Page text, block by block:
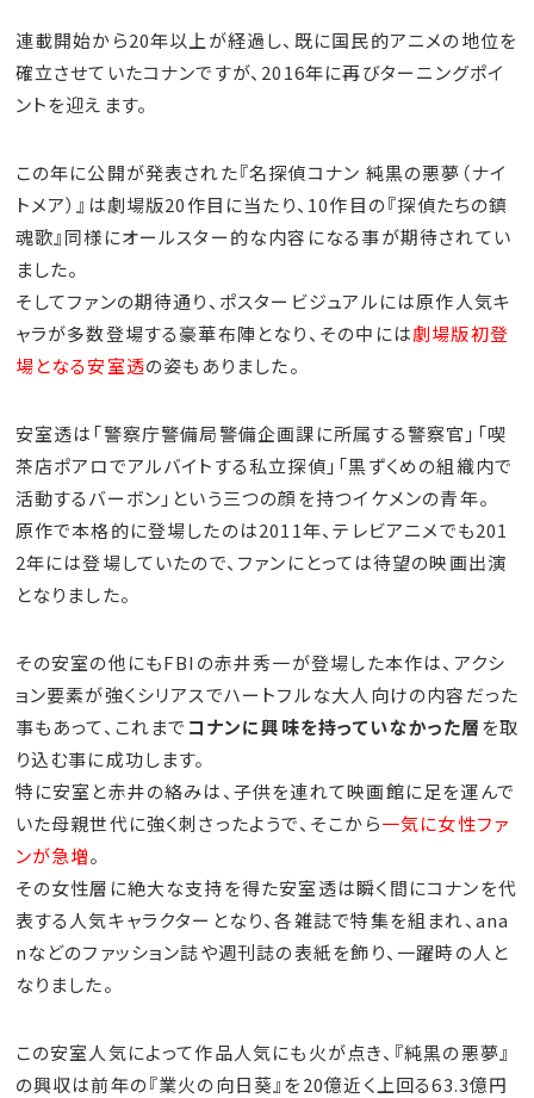
連載開始から20年以上が経過し、既に国民的アニメの地位を
確立させていたコナンですが、2016年に再びターニングポイ
ントを迎えます。
この年に公開が発表された『名探偵コナン 純黒の悪夢（ナイ
トメア）』は劇場版20作目に当たり、10作目の『探偵たちの鎮
魂歌』同様にオールスター的な内容になる事が期待されてい
ました。
そしてファンの期待通り、ポスタービジュアルには原作人気キ
ャラが多数登場する豪華布陣となり、その中には劇場版初登
場となる安室透の姿もありました。
安室透は「警察庁警備局警備企画課に所属する警察官」「喫
茶店ポアロでアルバイトする私立探偵」「黒ずくめの組織内で
活動するバーボン」という三つの顔を持つイケメンの青年。
原作で本格的に登場したのは2011年、テレビアニメでも201
2年には登場していたので、ファンにとっては待望の映画出演
となりました。
その安室の他にもFBIの赤井秀一が登場した本作は、アクシ
ョン要素が強くシリアスでハートフルな大人向けの内容だった
事もあって、これまで コナンに興味を持っていなかった層を取
り込む事に成功します。
特に安室と赤井の絡みは、子供を連れて映画館に足を運んで
いた母親世代に強く刺さったようで、そこから一気に女性ファ
ンが急増。
その女性層に絶大な支持を得た安室透は瞬く間にコナンを代
表する人気キャラクターとなり、各雑誌で特集を組まれ、ana
nなどのファッション誌や週刊誌の表紙を飾り、一躍時の人と
なりました。
この安室人気によって作品人気にも火が点き、『純黒の悪夢』
の興収は前年の『業火の向日葵』を20億近く上回る63.3億円